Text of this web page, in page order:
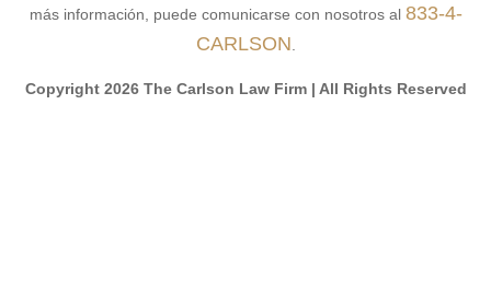
más información, puede comunicarse con nosotros al 833-4-
CARLSON
Copyright 2026 The Carlson Law Firm | All Rights Reserved